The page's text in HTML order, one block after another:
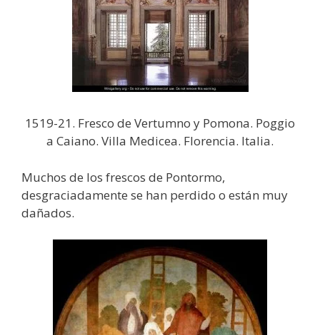
1519-21. Fresco de Vertumno y Pomona. Poggio
a Caiano. Villa Medicea. Florencia. Italia.
Muchos de los frescos de Pontormo,
desgraciadamente se han perdido o están muy
dañados.